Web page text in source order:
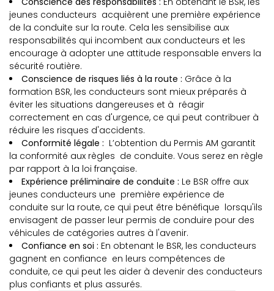
jeunes conducteurs acquièrent une première expérience
de la conduite sur la route. Cela les sensibilise aux
responsabilités qui incombent aux conducteurs et les
encourage à adopter une attitude responsable envers la
sécurité routière.
Conscience de risques liés à la route : Grâce à la
formation BSR, les conducteurs sont mieux préparés à
éviter les situations dangereuses et à réagir
correctement en cas d'urgence, ce qui peut contribuer à
réduire les risques d'accidents.
Conformité légale : L’obtention du Permis AM garantit
la conformité aux règles de conduite. Vous serez en règle
par rapport à la loi française.
Expérience préliminaire de conduite : Le BSR offre aux
jeunes conducteurs une première expérience de
conduite sur la route, ce qui peut être bénéfique lorsqu'ils
envisagent de passer leur permis de conduire pour des
véhicules de catégories autres à l'avenir.
Confiance en soi : En obtenant le BSR, les conducteurs
gagnent en confiance en leurs compétences de
conduite, ce qui peut les aider à devenir des conducteurs
plus confiants et plus assurés.